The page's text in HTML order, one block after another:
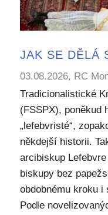
JAK SE DĚLÁ
03.08.2026, RC
Tradicionalistické
(FSSPX), poněkud
„lefebvristé“,
někdejší historii.
arcibiskup
biskupy bez
obdobnému kroku i
Podle